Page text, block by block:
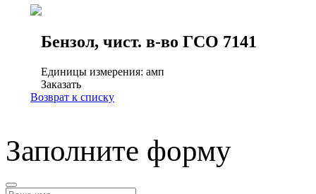
Бензол, чист. в-во ГСО 7141
Единицы измерения: амп
Заказать
Возврат к списку
Заполните форму